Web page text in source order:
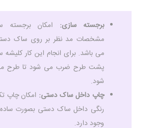
برجسته سازی: امکان برجسته
مشخصات مد نظر بر روی ساک
می باشد. برای انجام این کار
پشت طرح ضرب می شود تا طرح
شود.
چاپ داخل ساک دستی: امکان چاپ
رنگی داخل ساک دستی بصورت
وجود دارد.